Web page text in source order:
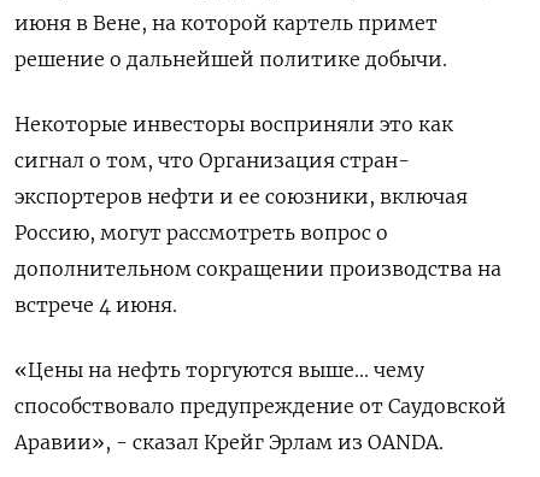
июня в Вене, на которой картель примет
решение о дальнейшей политике добычи.
Некоторые инвесторы восприняли это как
сигнал о том, что Организация стран-
экспортеров нефти и ее союзники, включая
Россию, могут рассмотреть вопрос о
дополнительном сокращении производства на
встрече 4 июня.
«Цены на нефть торгуются выше... чему
способствовало предупреждение от Саудовской
Аравии», - сказал Крейг Эрлам из OANDA.